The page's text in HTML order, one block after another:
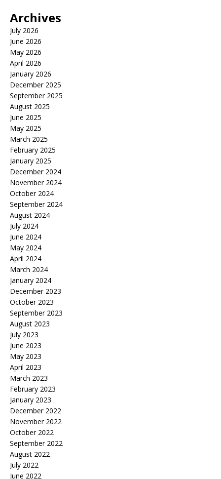
Archives
July 2026
June 2026
May 2026
April 2026
January 2026
December 2025
September 2025
August 2025
June 2025
May 2025
March 2025
February 2025
January 2025
December 2024
November 2024
October 2024
September 2024
August 2024
July 2024
June 2024
May 2024
April 2024
March 2024
January 2024
December 2023
October 2023
September 2023
August 2023
July 2023
June 2023
May 2023
April 2023
March 2023
February 2023
January 2023
December 2022
November 2022
October 2022
September 2022
August 2022
July 2022
June 2022